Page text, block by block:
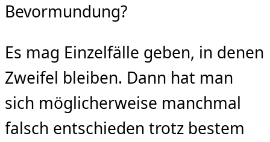
Bevormundung?
Es mag Einzelfälle geben, in denen
Zweifel bleiben. Dann hat man
sich möglicherweise manchmal
falsch entschieden trotz bestem